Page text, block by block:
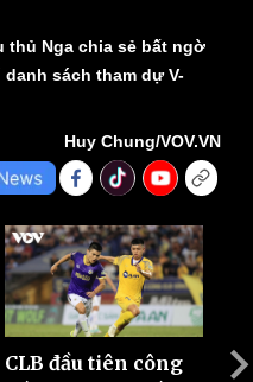
Quân sự - Quốc phòng
Vũ khí
Việt Nam
Phân tích
thủ Nga chia sẻ bất ngờ
danh sách tham dự V-
Huy Chung/VOV.VN
CLB đầu tiên công